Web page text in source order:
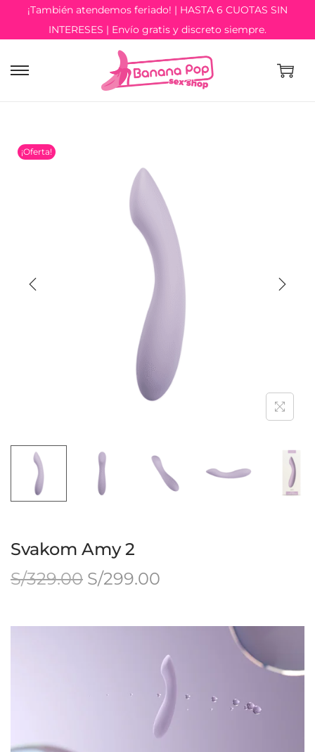
¡También atendemos feriado! | HASTA 6 CUOTAS SIN
INTERESES | Envío gratis y discreto siempre.
¡Oferta!
Svakom Amy 2
S/329.00 S/299.00